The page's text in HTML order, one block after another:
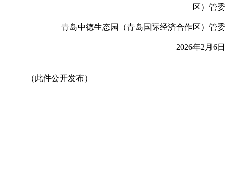
区）管委
青岛中德生态园（青岛国际经济合作区）管委
2026年2月6日
（此件公开发布）